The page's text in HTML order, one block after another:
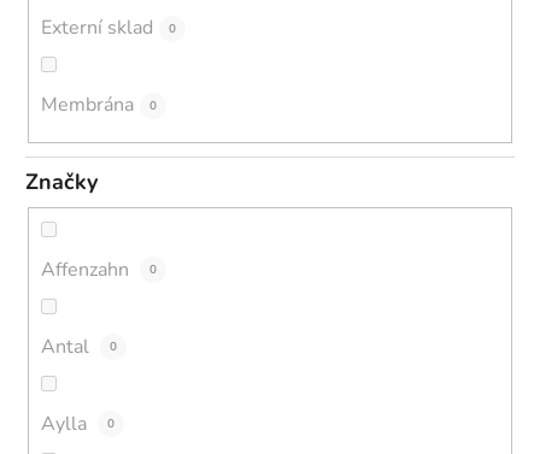
Externí sklad 0
Membrána 0
Značky
Affenzahn 0
Antal 0
Aylla 0